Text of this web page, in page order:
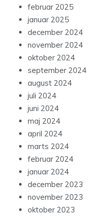
februar 2025
januar 2025
december 2024
november 2024
oktober 2024
september 2024
august 2024
juli 2024
juni 2024
maj 2024
april 2024
marts 2024
februar 2024
januar 2024
december 2023
november 2023
oktober 2023